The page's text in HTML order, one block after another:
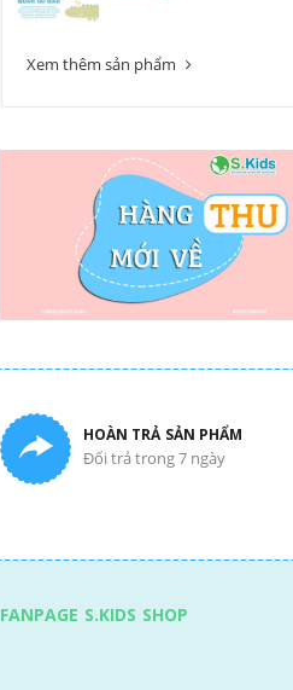
Xem thêm sản phẩm
HOÀN TRẢ SẢN PHẨM
Đổi trả trong 7 ngày
FANPAGE S.KIDS SHOP